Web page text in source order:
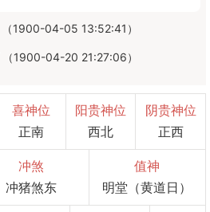
（1900-04-05 13:52:41）
（1900-04-20 21:27:06）
喜神位
正南
阳贵神位
西北
阴贵神位
正西
冲煞
冲猪煞东
值神
明堂（黄道日）